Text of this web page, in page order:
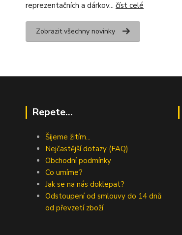
reprezentačních a dárkov... číst celé
Zobrazit všechny novinky
Repete...
Šijeme žitím...
Nejčastější dotazy (FAQ)
Obchodní podmínky
Co umíme?
Jak se na nás doklepat?
Odstoupení od smlouvy do 14 dnů
od převzetí zboží